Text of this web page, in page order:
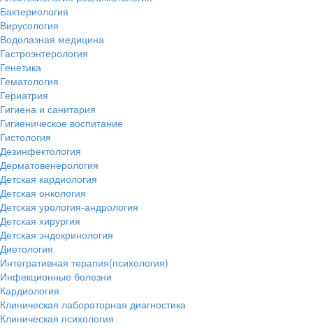
Бактериология
Вирусология
Водолазная медицина
Гастроэнтерология
Генетика
Гематология
Гериатрия
Гигиена и санитария
Гигиеническое воспитание
Гистология
Дезинфектология
Дерматовенерология
Детская кардиология
Детская онкология
Детская урология-андрология
Детская хирургия
Детская эндокринология
Диетология
Интегративная терапия(психология)
Инфекционные болезни
Кардиология
Клиническая лабораторная диагностика
Клиническая психология